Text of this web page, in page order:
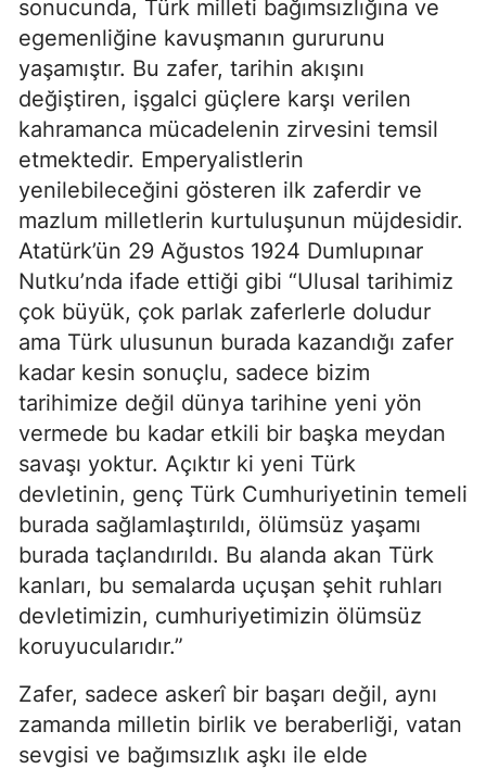
sonucunda, Türk milleti bağımsızlığına ve
egemenliğine kavuşmanın gururunu
yaşamıştır. Bu zafer, tarihin akışını
değiştiren, işgalci güçlere karşı verilen
kahramanca mücadelenin zirvesini temsil
etmektedir. Emperyalistlerin
yenilebileceğini gösteren ilk zaferdir ve
mazlum milletlerin kurtuluşunun müjdesidir.
Atatürk’ün 29 Ağustos 1924 Dumlupınar
Nutku’nda ifade ettiği gibi “Ulusal tarihimiz
çok büyük, çok parlak zaferlerle doludur
ama Türk ulusunun burada kazandığı zafer
kadar kesin sonuçlu, sadece bizim
tarihimize değil dünya tarihine yeni yön
vermede bu kadar etkili bir başka meydan
savaşı yoktur. Açıktır ki yeni Türk
devletinin, genç Türk Cumhuriyetinin temeli
burada sağlamlaştırıldı, ölümsüz yaşamı
burada taçlandırıldı. Bu alanda akan Türk
kanları, bu semalarda uçuşan şehit ruhları
devletimizin, cumhuriyetimizin ölümsüz
koruyucularıdır.”
Zafer, sadece askerî bir başarı değil, aynı
zamanda milletin birlik ve beraberliği, vatan
sevgisi ve bağımsızlık aşkı ile elde